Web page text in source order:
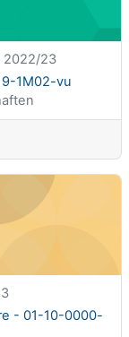
2022/23
1M02-vu
10-0000-vl
- 01-10-0000-